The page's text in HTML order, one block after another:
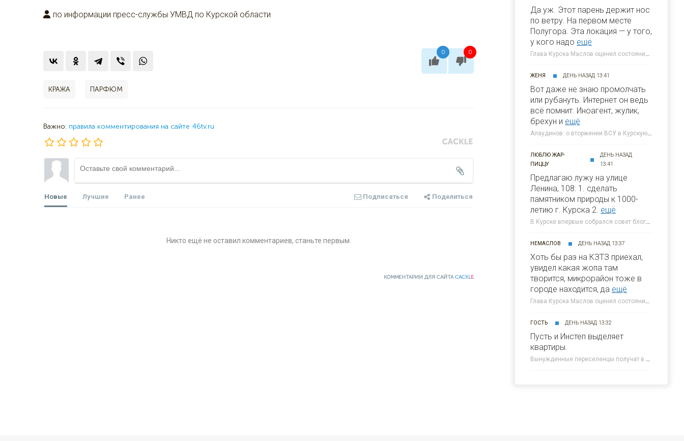
по информации пресс-службы УМВД по Курской области
0 0
КРАЖА ПАРФЮМ
Важно: правила комментирования на сайте 46tv.ru
Новые Лучшие Ранее Подписаться Поделиться
Никто ещё не оставил комментариев, станьте первым.
КОММЕНТАРИИ ДЛЯ САЙТАCACKLE
Да уж. Этот парень держит нос
по ветру. На первом месте
Полугора. Этa локация — у того,
у кого надо ещё
Глава Курска Маслов оценил состояние требующих благоустройства локаций » 46ТВ Курское Интернет Телевидение
ЖЕНЯ ДЕНЬ НАЗАД 13:41
Вот даже не знаю промолчать
или рубануть. Интернет он ведь
всё помнит. Иноагент, жулик,
брехун и ещё
Алаудинов: о вторжении ВСУ в Курскую область я узнал от гражданских людей » 46ТВ Курское Интернет Телевидение
ЛЮБЛЮ ЖАР-
ПИЦЦУ
ДЕНЬ НАЗАД
13:41
Предлагаю лужу на улице
Ленина, 108: 1. сделать
памятником природы к 1000-
летию г. Курска 2. ещё
В Курске впервые собрался совет блогеров при главе города » 46ТВ Курское Интернет Телевидение
НЕМАСЛОВ ДЕНЬ НАЗАД 13:37
Хоть бы раз на КЗТЗ приехал,
увидел какая жопа там
творится, микрорайон тоже в
городе находится, да ещё
Глава Курска Маслов оценил состояние требующих благоустройства локаций » 46ТВ Курское Интернет Телевидение
ГОСТЬ ДЕНЬ НАЗАД 13:32
Пусть и Инстеп выделяет
квартиры.
Вынужденные переселенцы получат в Курске около 300 квартир от КПД » 46ТВ Курское Интернет Телевидение